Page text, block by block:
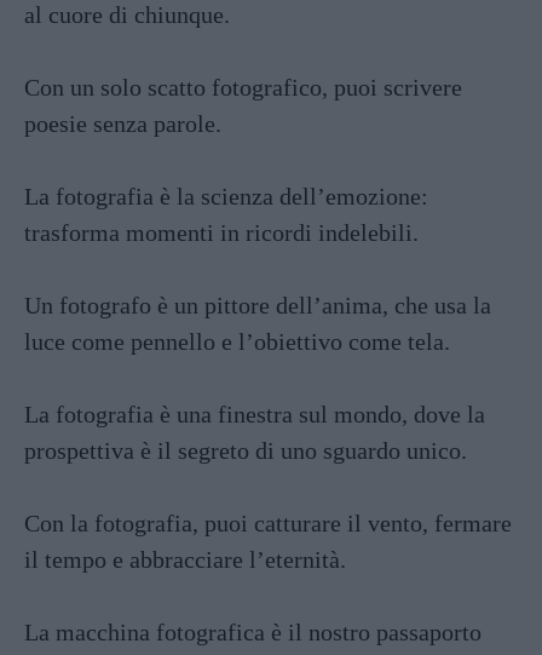
al cuore di chiunque.
Con un solo scatto fotografico, puoi scrivere
poesie senza parole.
La fotografia è la scienza dell’emozione:
trasforma momenti in ricordi indelebili.
Un fotografo è un pittore dell’anima, che usa la
luce come pennello e l’obiettivo come tela.
La fotografia è una finestra sul mondo, dove la
prospettiva è il segreto di uno sguardo unico.
Con la fotografia, puoi catturare il vento, fermare
il tempo e abbracciare l’eternità.
La macchina fotografica è il nostro passaporto